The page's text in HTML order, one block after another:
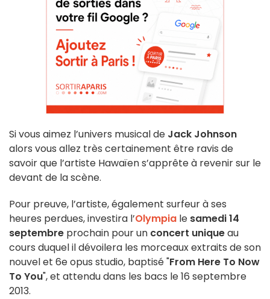
Si vous aimez l’univers musical de Jack Johnson
alors vous allez très certainement être ravis de
savoir que l’artiste Hawaïen s’apprête à revenir sur le
devant de la scène.
Pour preuve, l’artiste, également surfeur à ses
heures perdues, investira l’Olympia le samedi 14
septembre prochain pour un concert uniqueau
cours duquel il dévoilera les morceaux extraits de son
nouvel et 6e opus studio, baptisé "From Here To Now
To You", et attendu dans les bacs le 16 septembre
2013.